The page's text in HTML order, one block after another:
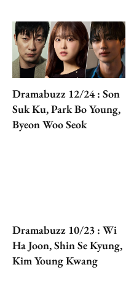
Dramabuzz 12/24 : Son
Suk Ku, Park Bo Young,
Byeon Woo Seok
Dramabuzz 10/23 : Wi
Ha Joon, Shin Se Kyung,
Kim Young Kwang